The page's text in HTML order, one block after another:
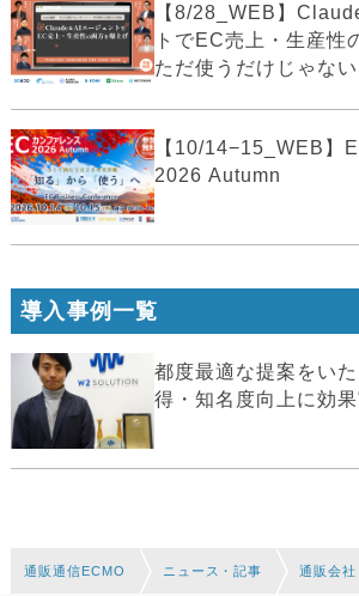
【8/28_WEB】
トでEC売上・生産性
ただ使うだけじゃな
【10/14−15_WEB】
2026 Autumn
導入事例一覧
都度最適な提案をい
得・知名度向上に効
通販通信ECMO ニュース・記事 通販会社